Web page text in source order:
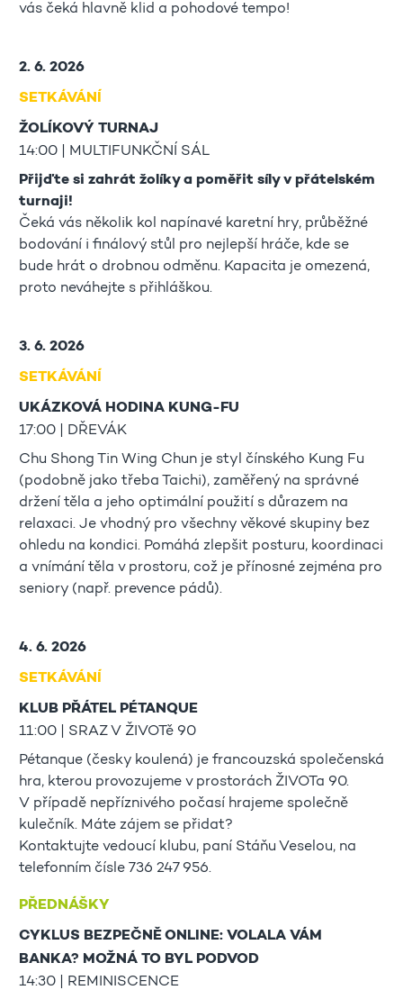
vás čeká hlavně klid a pohodové tempo!
2. 6. 2026
SETKÁVÁNÍ
ŽOLÍKOVÝ TURNAJ
14:00 | MULTIFUNKČNÍ SÁL
Přijďte si zahrát žolíky a poměřit síly v přátelském
turnaji!
Čeká vás několik kol napínavé karetní hry, průběžné
bodování i finálový stůl pro nejlepší hráče, kde se
bude hrát o drobnou odměnu. Kapacita je omezená,
proto neváhejte s přihláškou.
3. 6. 2026
SETKÁVÁNÍ
UKÁZKOVÁ HODINA KUNG-FU
17:00 | DŘEVÁK
Chu Shong Tin Wing Chun je styl čínského Kung Fu
(podobně jako třeba Taichi), zaměřený na správné
držení těla a jeho optimální použití s důrazem na
relaxaci. Je vhodný pro všechny věkové skupiny bez
ohledu na kondici. Pomáhá zlepšit posturu, koordinaci
a vnímání těla v prostoru, což je přínosné zejména pro
seniory (např. prevence pádů).
4. 6. 2026
SETKÁVÁNÍ
KLUB PŘÁTEL PÉTANQUE
11:00 | SRAZ V ŽIVOTě 90
Pétanque (česky koulená) je francouzská společenská
hra, kterou provozujeme v prostorách ŽIVOTa 90.
V případě nepříznivého počasí hrajeme společně
kulečník. Máte zájem se přidat?
Kontaktujte vedoucí klubu, paní Stáňu Veselou, na
telefonním čísle 736 247 956.
PŘEDNÁŠKY
CYKLUS BEZPEČNĚ ONLINE: VOLALA VÁM
BANKA? MOŽNÁ TO BYL PODVOD
14:30 | REMINISCENCE